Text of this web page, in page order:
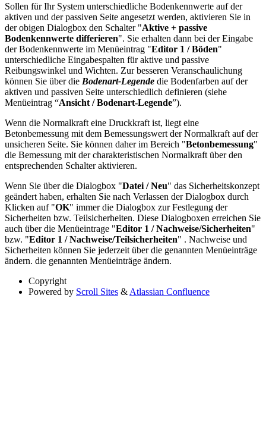
Sollen für Ihr System unterschiedliche Bodenkennwerte auf der
aktiven und der passiven Seite angesetzt werden, aktivieren Sie in
der obigen Dialogbox den Schalter "Aktive + passive
Bodenkennwerte differieren". Sie erhalten dann bei der Eingabe
der Bodenkennwerte im Menüeintrag "Editor 1 / Böden"
unterschiedliche Eingabespalten für aktive und passive
Reibungswinkel und Wichten. Zur besseren Veranschaulichung
können Sie über die Bodenart-Legende die Bodenfarben auf der
aktiven und passiven Seite unterschiedlich definieren (siehe
Menüeintrag “Ansicht / Bodenart-Legende”).
Wenn die Normalkraft eine Druckkraft ist, liegt eine
Betonbemessung mit dem Bemessungswert der Normalkraft auf der
unsicheren Seite. Sie können daher im Bereich "Betonbemessung"
die Bemessung mit der charakteristischen Normalkraft über den
entsprechenden Schalter aktivieren.
Wenn Sie über die Dialogbox "Datei / Neu" das Sicherheitskonzept
geändert haben, erhalten Sie nach Verlassen der Dialogbox durch
Klicken auf "OK" immer die Dialogbox zur Festlegung der
Sicherheiten bzw. Teilsicherheiten. Diese Dialogboxen erreichen Sie
auch über die Menüeintrage "Editor 1 / Nachweise/Sicherheiten"
bzw. "Editor 1 / Nachweise/Teilsicherheiten" . Nachweise und
Sicherheiten können Sie jederzeit über die genannten Menüeinträge
ändern. die genannten Menüeinträge ändern.
Copyright
Powered by Scroll Sites & Atlassian Confluence